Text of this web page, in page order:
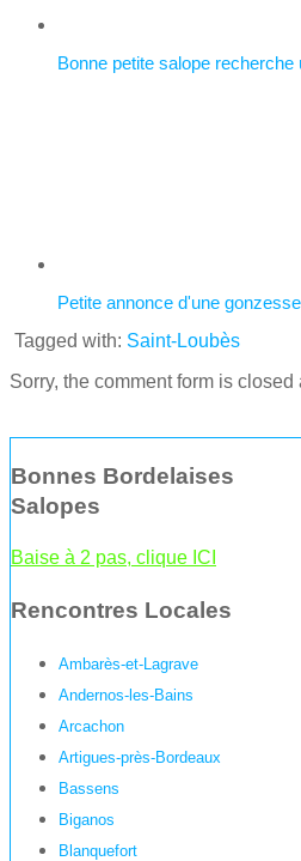
Bonne petite salope
Petite annonce d'une gonzesse
Tagged with: Saint-Loubès
Sorry, the comment form is closed
Bonnes Bordelaises
Salopes
Baise à 2 pas, clique ICI
Rencontres Locales
Ambarès-et-Lagrave
Andernos-les-Bains
Arcachon
Artigues-près-Bordeaux
Bassens
Biganos
Blanquefort